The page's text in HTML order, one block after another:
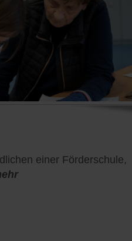
einer Förderschule,